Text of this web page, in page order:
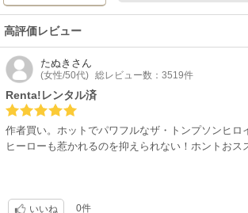
高評価レビュー
たぬき さん
(女性/50代) 総レビュー数：3519件
Renta!レンタル済
作者買い。ホットでパワフルなザ・トンプソンヒロ
ヒーローも惹かれるのを抑えられない！ホントおス
いいね 0件